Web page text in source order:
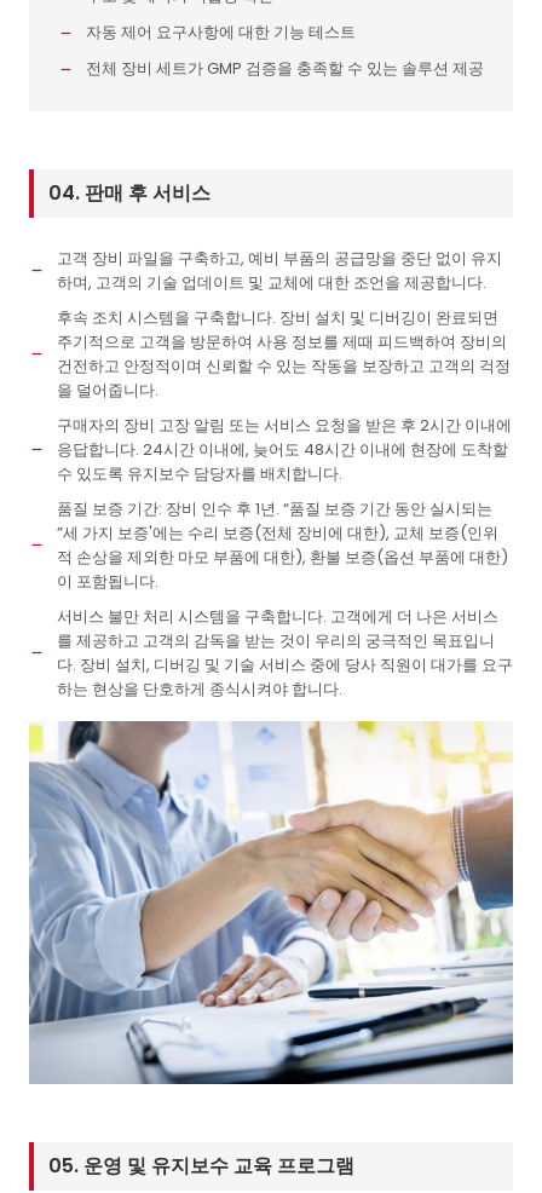
자동 제어 요구사항에 대한 기능 테스트
전체 장비 세트가 GMP 검증을 충족할 수 있는 솔루션 제공
04. 판매 후 서비스
고객 장비 파일을 구축하고, 예비 부품의 공급망을 중단 없이 유지
하며, 고객의 기술 업데이트 및 교체에 대한 조언을 제공합니다.
후속 조치 시스템을 구축합니다. 장비 설치 및 디버깅이 완료되면
주기적으로 고객을 방문하여 사용 정보를 제때 피드백하여 장비의
건전하고 안정적이며 신뢰할 수 있는 작동을 보장하고 고객의 걱정
을 덜어줍니다.
구매자의 장비 고장 알림 또는 서비스 요청을 받은 후 2시간 이내에
응답합니다. 24시간 이내에, 늦어도 48시간 이내에 현장에 도착할
수 있도록 유지보수 담당자를 배치합니다.
품질 보증 기간: 장비 인수 후 1년. “품질 보증 기간 동안 실시되는
”세 가지 보증'에는 수리 보증(전체 장비에 대한), 교체 보증(인위
적 손상을 제외한 마모 부품에 대한), 환불 보증(옵션 부품에 대한)
이 포함됩니다.
서비스 불만 처리 시스템을 구축합니다. 고객에게 더 나은 서비스
를 제공하고 고객의 감독을 받는 것이 우리의 궁극적인 목표입니
다. 장비 설치, 디버깅 및 기술 서비스 중에 당사 직원이 대가를 요구
하는 현상을 단호하게 종식시켜야 합니다.
05. 운영 및 유지보수 교육 프로그램